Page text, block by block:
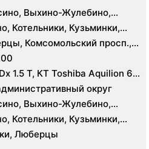
Выхино-Жулебино,
Котельники, Кузьминки,
Новокосино, Рязанский
Окская, Улица
Некрасовка
Комсомольский просп.,
1.5 T, КТ Toshiba Aquilion 64
округ
Выхино-Жулебино,
Котельники, Кузьминки,
Новокосино, Рязанский
Окская, Улица
Люберцы